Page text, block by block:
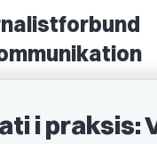
i praksis: